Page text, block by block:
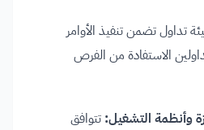
تداول تضمن تنفيذ الأوامر
الاستفادة من الفرص
وأنظمة التشغيل: تتوافق